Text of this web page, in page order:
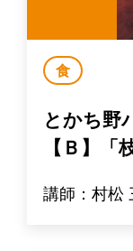
食
とかち野
【Ｂ】「
講師：村松